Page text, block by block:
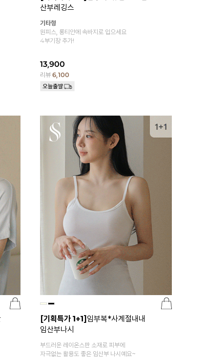
산부레깅스
기타형
원피스, 롱티안에 속바지로 입으세요
4부기장 추가!
13,900
리뷰 6,100
[기획특가 1+1]임부복*사계절내내
임산부나시
부드러운 레이온스판 소재로 피부에
자극없는 활용도 좋은 임산부 나시예요~